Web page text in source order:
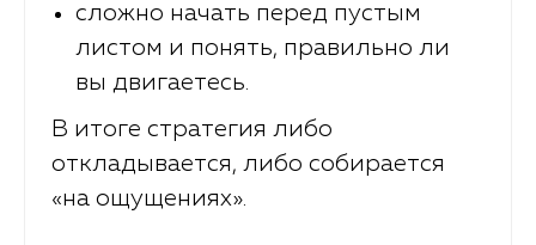
сложно начать перед пустым
листом и понять, правильно ли
вы двигаетесь.
В итоге стратегия либо
откладывается, либо собирается
«на ощущениях».